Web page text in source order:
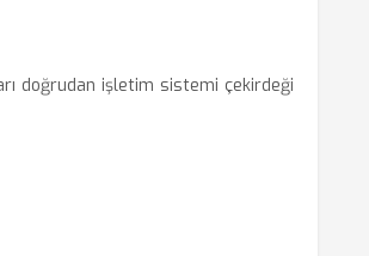
doğrudan işletim sistemi çekirdeği